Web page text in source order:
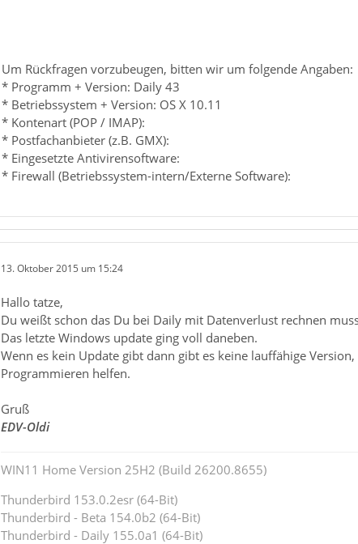
Um Rückfragen vorzubeugen, bitten wir um folgende Angaben:
* Programm + Version: Daily 43
* Betriebssystem + Version: OS X 10.11
* Kontenart (POP / IMAP):
* Postfachanbieter (z.B. GMX):
* Eingesetzte Antivirensoftware:
* Firewall (Betriebssystem-intern/Externe Software):
13. Oktober 2015 um 15:24
Hallo tatze,
Du weißt schon das Du bei Daily mit Datenverlust rechnen
Das letzte Windows update ging voll daneben.
Wenn es kein Update gibt dann gibt es keine lauffähige
Programmieren helfen.
Gruß
EDV-Oldi
WIN11 Home Version 25H2 (Build 26200.8655)
Thunderbird 153.0.2esr (64-Bit)
Thunderbird - Beta 154.0b2 (64-Bit)
Thunderbird - Daily 155.0a1 (64-Bit)